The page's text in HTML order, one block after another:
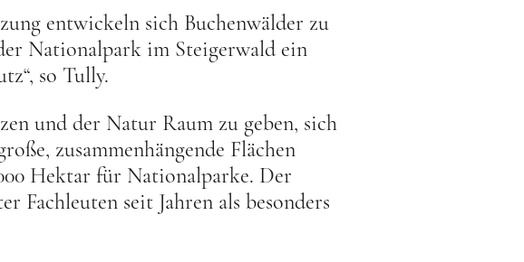
entwickeln sich Buchenwälder zu
Nationalpark im Steigerwald ein
so Tully.
und der Natur Raum zu geben, sich
zusammenhängende Flächen
Hektar für Nationalparke. Der
Fachleuten seit Jahren als besonders